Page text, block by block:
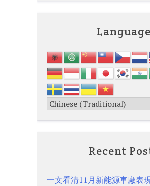
Language
Recent
一文看清11月新能源車廠